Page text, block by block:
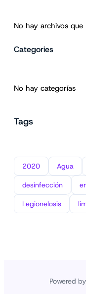
No hay archivos que
Categories
No hay categorías
Tags
2020 Agua
desinfección
Legionelosis
Powered by